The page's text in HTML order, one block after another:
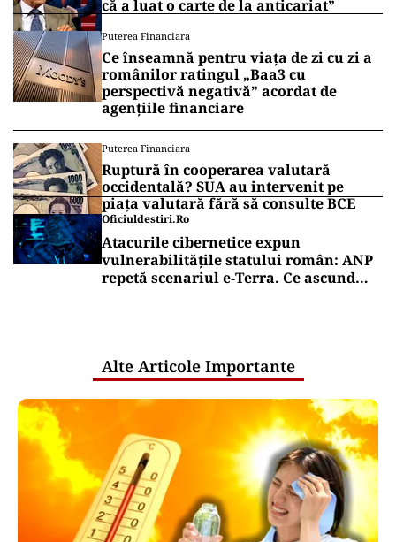
că a luat o carte de la anticariat”
Puterea Financiara
Ce înseamnă pentru viața de zi cu zi a
românilor ratingul „Baa3 cu
perspectivă negativă” acordat de
agențiile financiare
Puterea Financiara
Ruptură în cooperarea valutară
occidentală? SUA au intervenit pe
piața valutară fără să consulte BCE
Oficiuldestiri.ro
Atacurile cibernetice expun
vulnerabilitățile statului român: ANP
repetă scenariul e‑Terra. Ce ascund
Alte Articole Importante